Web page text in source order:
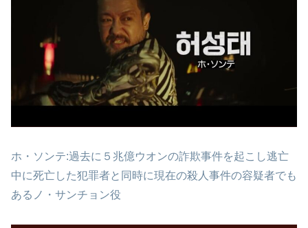
ホ・ソンテ:過去に５兆億ウオンの詐欺事件を起こし逃亡
中に死亡した犯罪者と同時に現在の殺人事件の容疑者でも
あるノ・サンチョン役